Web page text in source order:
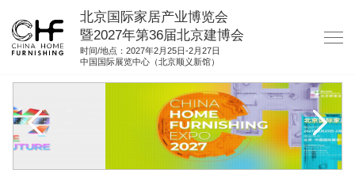
北京国际家居产业博览会
暨2027年第36届北京建博会
时间/地点：2027年2月25日-2月27日
中国国际展览中心（北京顺义新馆）
关于我们
展商服务